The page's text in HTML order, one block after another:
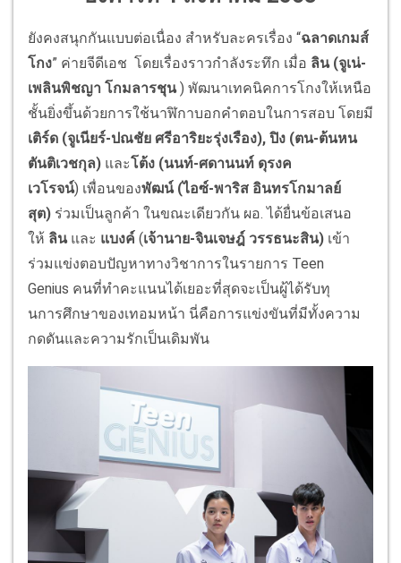
ยังคงสนุกกันแบบต่อเนื่อง สำหรับละครเรื่อง “ฉลาดเกมส์
โกง” ค่ายจีดีเอช โดยเรื่องราวกำลังระทึก เมื่อ ลิน (จูเน่-
เพลินพิชญา โกมลารชุน) พัฒนาเทคนิคการโกงให้เหนือ
ชั้นยิ่งขึ้นด้วยการใช้นาฬิกาบอกคำตอบในการสอบ โดยมี
เติร์ด (จูเนียร์-ปณชัย ศรีอาริยะรุ่งเรือง), ปิง (ตน-ต้นหน
ตันติเวชกุล) และโต้ง (นนท์-ศดานนท์ ดุรงค
เวโรจน์) เพื่อนของพัฒน์ (ไอซ์-พาริส อินทรโกมาลย์
สุต) ร่วมเป็นลูกค้า ในขณะเดียวกัน ผอ.ได้ยื่นข้อเสนอ
ให้ ลิน และ แบงค์ (เจ้านาย-จินเจษฎ์ วรรธนะสิน) เข้า
ร่วมแข่งตอบปัญหาทางวิชาการในรายการ Teen
Genius คนที่ทำคะแนนได้เยอะที่สุดจะเป็นผู้ได้รับทุ
นการศึกษาของเทอมหน้า นี่คือการแข่งขันที่มีทั้งความ
กดดันและความรักเป็นเดิมพัน